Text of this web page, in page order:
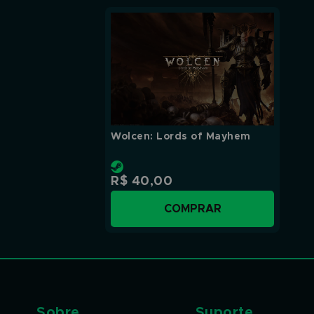
Wolcen: Lords of Mayhem
R$ 40,00
COMPRAR